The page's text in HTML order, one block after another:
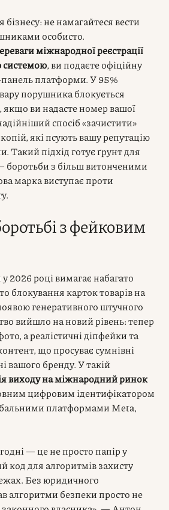
не намагайтеся вести
особисто.
міжнародної реєстрації
системою, ви подаєте офіційну
панель платформи. У 95%
порушника блокується
ви надасте номер вашої
спосіб «зачистити»
які псують вашу репутацію
Такий підхід готує ґрунт для
боротьби з більш витонченими
марка виступає проти
з фейковим
2026 році вимагає набагато
блокування карток товарів на
генеративного штучного
вийшло на новий рівень: тепер
а реалістичні діпфейки та
що просуває сумнівні
вашого бренду. У такій
виходу на міжнародний ринок
цифровим ідентифікатором
платформами Meta,
— це не просто папір у
код для алгоритмів захисту
Без юридичного
алгоритми безпеки просто не